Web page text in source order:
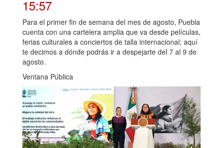
15:57
Para el primer fin de semana del mes de agosto, Puebla
cuenta con una cartelera amplia que va desde películas,
ferias culturales a conciertos de talla internacional; aquí
te decimos a dónde podrás ir a despejarte del 7 al 9 de
agosto.
Ventana Pública